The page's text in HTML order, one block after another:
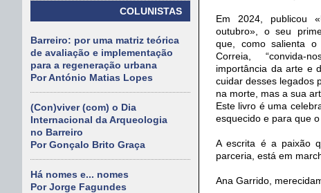
COLUNISTAS
Barreiro: por uma matriz teórica
de avaliação e implementação
para a regeneração urbana
Por António Matias Lopes
(Con)viver (com) o Dia
Internacional da Arqueologia
no Barreiro
Por Gonçalo Brito Graça
Há nomes e... nomes
Por Jorge Fagundes
Em 2024, publicou
outubro», o seu
que, como salienta o
Correia,
importância da arte e
cuidar desses legados
na morte, mas a sua
Este livro é uma
esquecido e para que
A escrita é a paixão
parceria, está em
Ana Garrido,